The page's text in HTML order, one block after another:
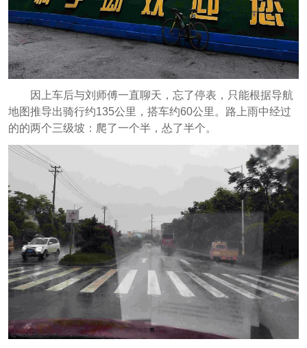
因上车后与刘师傅一直聊天，忘了停表，只能根据导航
地图推导出骑行约135公里，搭车约60公里。路上雨中经过
的的两个三级坡：爬了一个半，怂了半个。